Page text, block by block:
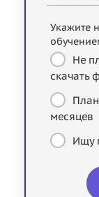
Укажите
Не
скачать
месяцев
Ищу